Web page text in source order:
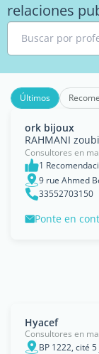
relaciones
Buscar por
Últimos
ork bijoux
RAHMANI
Consultores en
1
9 rue Ahmed
33552703150
Ponte en
Hyacef
Consultores en
BP 1222, cité